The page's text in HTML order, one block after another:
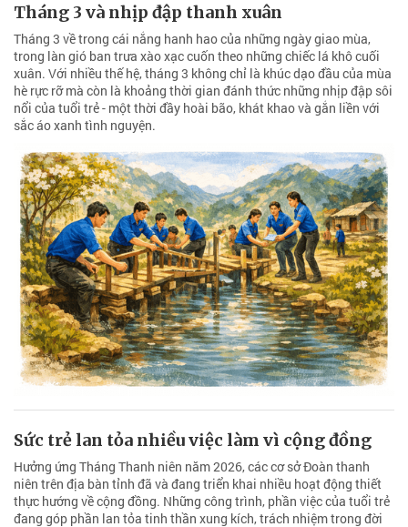
Tháng 3 và nhịp đập thanh xuân
Tháng 3 về trong cái nắng hanh hao của những ngày giao mùa,
trong làn gió ban trưa xào xạc cuốn theo những chiếc lá khô cuối
xuân. Với nhiều thế hệ, tháng 3 không chỉ là khúc dạo đầu của mùa
hè rực rỡ mà còn là khoảng thời gian đánh thức những nhịp đập sôi
nổi của tuổi trẻ - một thời đầy hoài bão, khát khao và gắn liền với
sắc áo xanh tình nguyện.
Sức trẻ lan tỏa nhiều việc làm vì cộng đồng
Hưởng ứng Tháng Thanh niên năm 2026, các cơ sở Đoàn thanh
niên trên địa bàn tỉnh đã và đang triển khai nhiều hoạt động thiết
thực hướng về cộng đồng. Những công trình, phần việc của tuổi trẻ
đang góp phần lan tỏa tinh thần xung kích, trách nhiệm trong đời